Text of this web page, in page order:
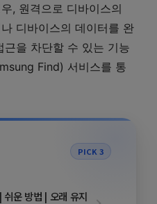
, 원격으로 디바이스의
디바이스의 데이터를 완
을 차단할 수 있는 기능
Find) 서비스를 통
PICK 3
운 방법 | 오래 유지